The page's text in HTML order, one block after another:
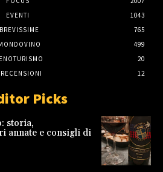
EVENTI
1043
BREVISSIME
765
499
ENOTURISMO
20
RECENSIONI
12
Picks
storia,
annate e consigli di